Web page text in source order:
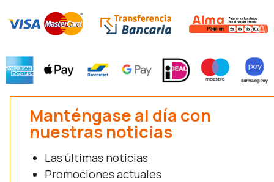
Manténgase al día con
nuestras noticias
Las últimas noticias
Promociones actuales